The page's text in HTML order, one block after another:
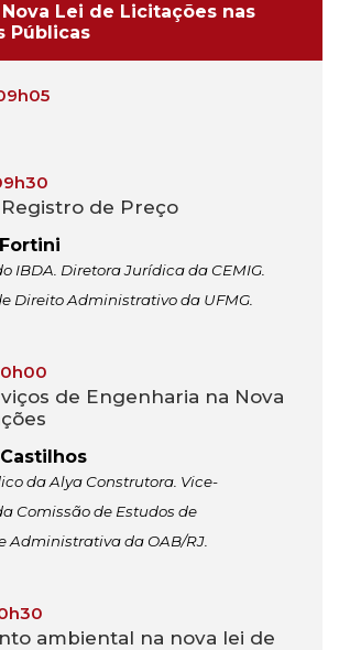
Lei de Licitações nas
Públicas
de Preço
IBDA. Diretora Jurídica da CEMIG.
Direito Administrativo da UFMG.
de Engenharia na Nova
da Alya Construtora. Vice-
Comissão de Estudos de
Administrativa da OAB/RJ.
ambiental na nova lei de